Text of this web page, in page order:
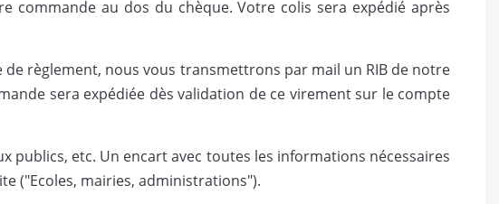
au dos du chèque. Votre colis sera expédié après
règlement, nous vous transmettrons par mail un RIB de notre
sera expédiée dès validation de ce virement sur le compte
etc. Un encart avec toutes les informations nécessaires
("Ecoles, mairies, administrations").